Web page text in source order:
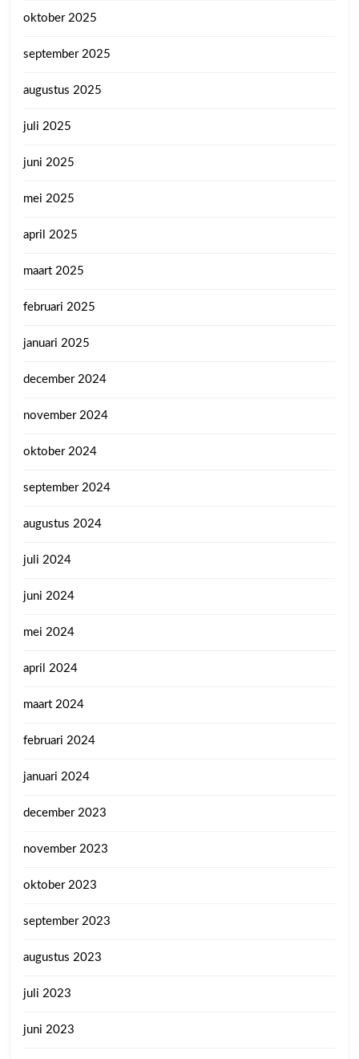
oktober 2025
september 2025
augustus 2025
juli 2025
juni 2025
mei 2025
april 2025
maart 2025
februari 2025
januari 2025
december 2024
november 2024
oktober 2024
september 2024
augustus 2024
juli 2024
juni 2024
mei 2024
april 2024
maart 2024
februari 2024
januari 2024
december 2023
november 2023
oktober 2023
september 2023
augustus 2023
juli 2023
juni 2023